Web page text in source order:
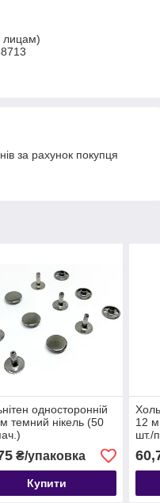
лицам)
за рахунок покупця
односторонній
темний нікель (50
₴/упаковка
Купити
12
шт./